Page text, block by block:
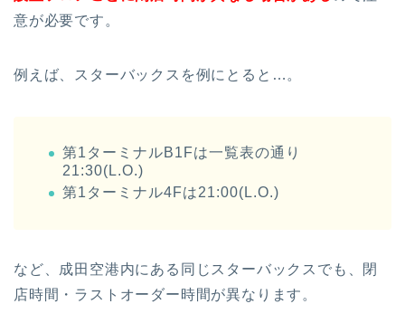
意が必要です。
例えば、スターバックスを例にとると…。
第1ターミナルB1Fは一覧表の通り
21:30(L.O.)
第1ターミナル4Fは21:00(L.O.)
など、成田空港内にある同じスターバックスでも、閉
店時間・ラストオーダー時間が異なります。